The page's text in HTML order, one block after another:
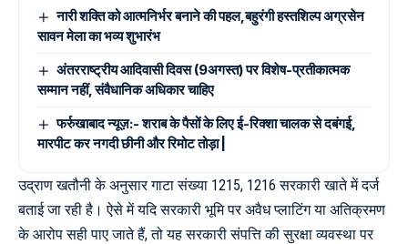
नारी शक्ति को आत्मनिर्भर बनाने की पहल,बहुरंगी हस्तशिल्प अग्रसेन
सावन मेला का भव्य शुभारंभ
अंतरराष्ट्रीय आदिवासी दिवस (9अगस्त) पर विशेष-प्रतीकात्मक
सम्मान नहीं, संवैधानिक अधिकार चाहिए
फर्रुखाबाद न्यूज़:- शराब के पैसों के लिए ई-रिक्शा चालक से दबंगई,
मारपीट कर नगदी छीनी और रिमोट तोड़ा |
उद्राण खतौनी के अनुसार गाटा संख्या 1215, 1216 सरकारी खाते में दर्ज
बताई जा रही है। ऐसे में यदि सरकारी भूमि पर अवैध प्लाटिंग या अतिक्रमण
के आरोप सही पाए जाते हैं, तो यह सरकारी संपत्ति की सुरक्षा व्यवस्था पर